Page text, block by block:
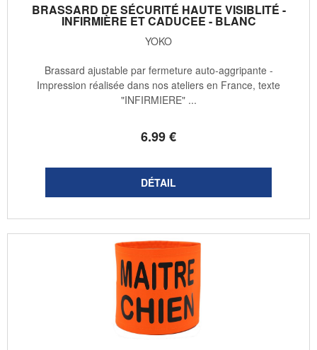
BRASSARD DE SÉCURITÉ HAUTE VISIBLITÉ -
INFIRMIÈRE ET CADUCEE - BLANC
YOKO
6.99€
Brassard ajustable par fermeture auto-aggripante -
Impression réalisée dans nos ateliers en France, texte
"INFIRMIERE" ...